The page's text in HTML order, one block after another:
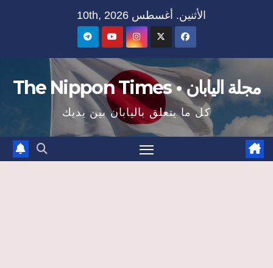
الأثنين. أغسطس 10th, 2026
مجلة اليابان • The Nippon Times
كل ما يتعلق باليابان بين يديك